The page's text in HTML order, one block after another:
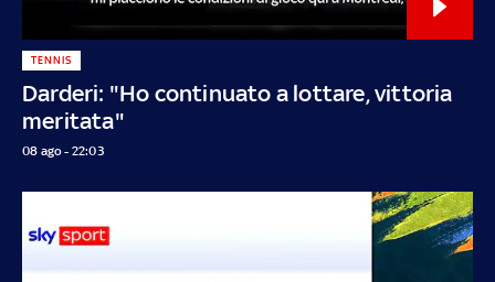
Darderi: "Ho continuato a lottare, vittoria
meritata"
TENNIS
08 ago - 22:03